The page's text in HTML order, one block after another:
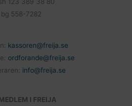
bg 558-7282
kassoren@freija.se
ordforande@freija.se
info@freija.se
I FREIJA